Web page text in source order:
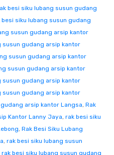
besi siku lubang susun gudang
besi siku lubang susun gudang
susun gudang arsip kantor
susun gudang arsip kantor
susun gudang arsip kantor
susun gudang arsip kantor
susun gudang arsip kantor
susun gudang arsip kantor
arsip kantor Langsa, Rak
Kantor Lanny Jaya, rak besi siku
, Rak Besi Siku Lubang
, rak besi siku lubang susun
rak besi siku lubang susun gudang